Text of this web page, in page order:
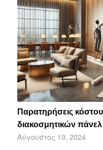
Παρατηρήσεις
διακοσμητικών πάνελ
Αύγουστος 19, 2024